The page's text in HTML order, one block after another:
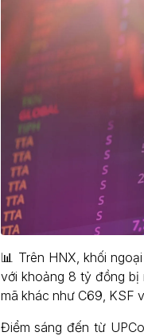
📊 Trên HNX, khối
với khoảng 8 tỷ đồng
mã khác như C69, KSF
Điểm sáng đến từ